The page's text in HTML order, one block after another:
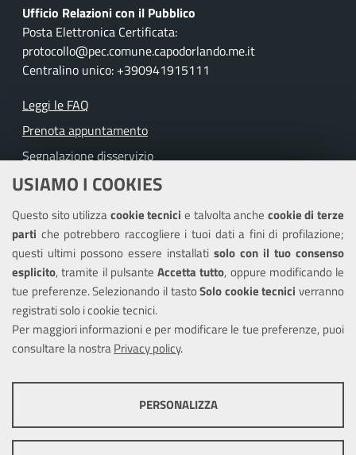
USIAMO I COOKIES
Questo sito utilizzacookie tecnicie talvolta anche cookie di terze
parti che potrebbero raccogliere i tuoi dati a fini di profilazione;
questi ultimi possono essere installati solo con il tuo consenso
esplicito, tramite il pulsante Accetta tutto, oppure modificando le
tue preferenze. Selezionando il tastoSolo cookie tecnici verranno
registrati solo i cookie tecnici.
Per maggiori informazioni e per modificare le tue preferenze, puoi
consultare la nostraPrivacy policy.
PERSONALIZZA
Ufficio Relazioni con il Pubblico
Posta Elettronica Certificata:
protocollo@pec.comune.capodorlando.me.it
Centralino unico: +390941915111
Leggi le FAQ
Prenota appuntamento
Segnalazione disservizio
Richiesta assistenza
Amministrazione trasparente
Informativa privacy
Note legali
Piano di miglioramento del sito
Dichiarazione di accessibilità